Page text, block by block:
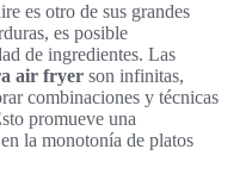
es otro de sus grandes
es posible
de ingredientes. Las
air fryer son infinitas,
combinaciones y técnicas
promueve una
la monotonía de platos